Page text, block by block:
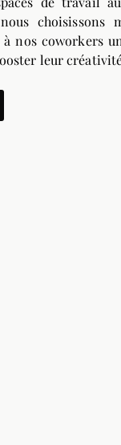
choisissons
nos coworkers
leur